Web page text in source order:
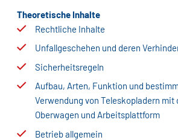
Theoretische Inhalte
Rechtliche Inhalte
Unfallgeschehen und deren
Sicherheitsregeln
Aufbau, Arten, Funktion und
Verwendung von Teleskopladern mit
Oberwagen und Arbeitsplattform
Betrieb allgemein